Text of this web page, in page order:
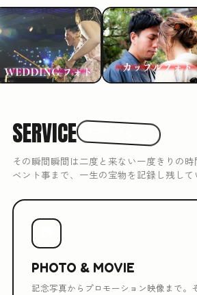
SERVICE
その瞬間瞬間は二度と来ない一度きりの
ベント事まで、一生の宝物を記録し残して
PHOTO & MOVIE
記念写真からプロモーション映像まで。